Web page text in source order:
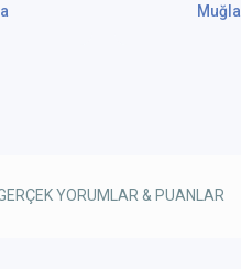
Muğla
YORUMLAR & PUANLAR